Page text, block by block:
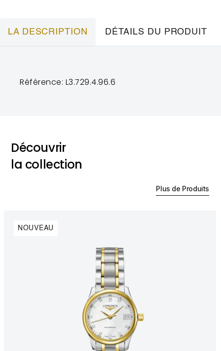
LA DESCRIPTION DÉTAILS DU PRODUIT
Référence: L3.729.4.96.6
Découvrir
la collection
Plus de Produits
NOUVEAU